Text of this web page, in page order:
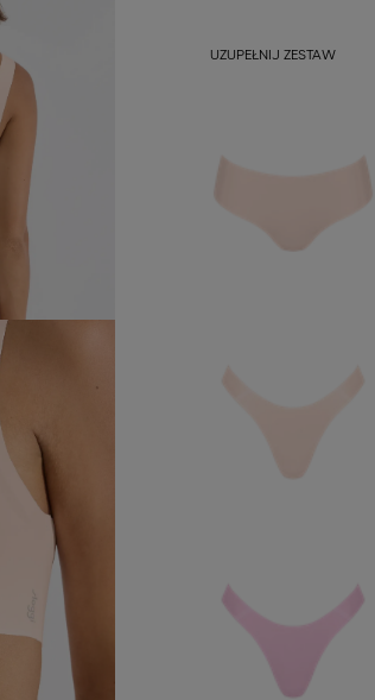
UZUPEŁNIJ ZESTAW